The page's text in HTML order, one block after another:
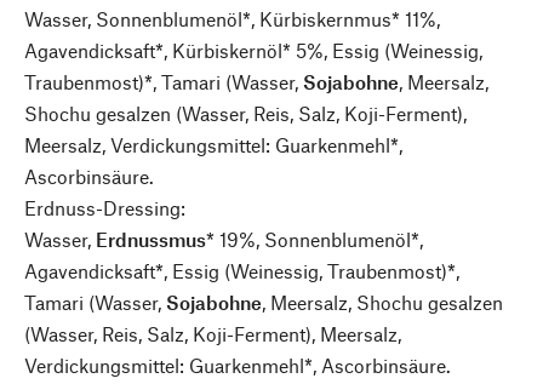
Wasser, Sonnenblumenöl*, Kürbiskernmus* 11%,
Agavendicksaft*, Kürbiskernöl* 5%, Essig (Weinessig,
Traubenmost)*, Tamari (Wasser, Sojabohne, Meersalz,
Shochu gesalzen (Wasser, Reis, Salz, Koji-Ferment),
Meersalz, Verdickungsmittel: Guarkenmehl*,
Ascorbinsäure.
Erdnuss-Dressing:
Wasser, Erdnussmus* 19%, Sonnenblumenöl*,
Agavendicksaft*, Essig (Weinessig, Traubenmost)*,
Tamari (Wasser, Sojabohne, Meersalz, Shochu gesalzen
(Wasser, Reis, Salz, Koji-Ferment), Meersalz,
Verdickungsmittel: Guarkenmehl*, Ascorbinsäure.